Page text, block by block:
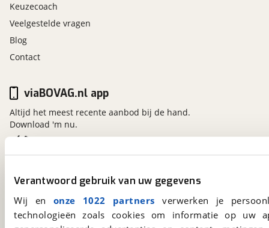
Verantwoord gebruik van uw gegevens
Wij en onze 1022 partners verwerken je
technologieën zoals cookies om informatie op
Keuzecoach
Veelgestelde vragen
Blog
Contact
Kosterijland15
3981 AJ
Bunnik
Een initiatief van
BOVAG
viaBOVAG.nl app
Altijd het meest recente aanbod bij de hand.
Download 'm nu.